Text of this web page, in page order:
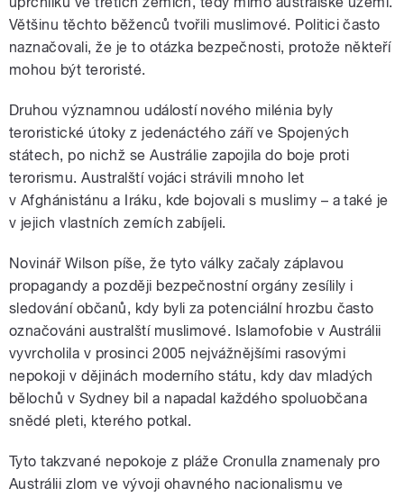
Většinu těchto běženců tvořili muslimové. Politici často
naznačovali, že je to otázka bezpečnosti, protože někteří
mohou být teroristé.
Druhou významnou událostí nového milénia byly
teroristické útoky z jedenáctého září ve Spojených
státech, po nichž se Austrálie zapojila do boje proti
terorismu. Australští vojáci strávili mnoho let
v Afghánistánu a Iráku, kde bojovali s muslimy – a také je
v jejich vlastních zemích zabíjeli.
Novinář Wilson píše, že tyto války začaly záplavou
propagandy a později bezpečnostní orgány zesílily i
sledování občanů, kdy byli za potenciální hrozbu často
označováni australští muslimové. Islamofobie v Austrálii
vyvrcholila v prosinci 2005 nejvážnějšími rasovými
nepokoji v dějinách moderního státu, kdy dav mladých
bělochů v Sydney bil a napadal každého spoluobčana
snědé pleti, kterého potkal.
Tyto takzvané nepokoje z pláže Cronulla znamenaly pro
Austrálii zlom ve vývoji ohavného nacionalismu ve